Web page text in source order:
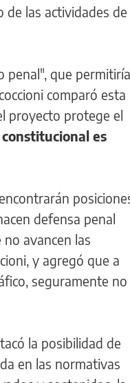
las actividades de
penal", que permitiría
comparó esta
proyecto protege el
es
defensa penal
avancen las
y agregó que a
seguramente no
la posibilidad de
en las normativas